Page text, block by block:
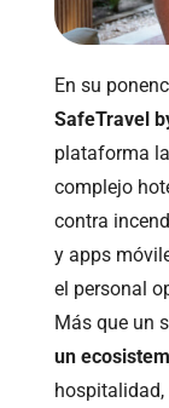
En su
SafeTravel
plataforma
complejo
contra
y apps
el personal
Más que un
un